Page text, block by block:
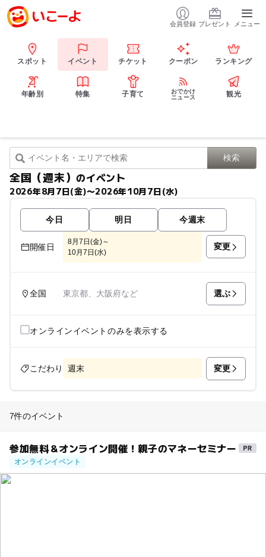
会員登録 プレゼント メニュー
スポット イベント チケット クーポン ランキング
年齢別 特集 子育て
おでかけ
ニュース
観光
全国（週末）のイベント
2026年8月7日(金)〜2026年10月7日(水)
今日 明日 今週末
開催日
8月7日(金)～
10月7日(水)
変更
全国 東京都、大阪府など 選ぶ
オンラインイベントのみを表示する
こだわり 週末 変更
7件のイベント
参加無料＆オンライン開催！親子のマネーセミナー
オンラインイベント